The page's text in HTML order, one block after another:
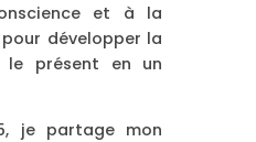
et à la
développer la
le présent en un
je partage mon